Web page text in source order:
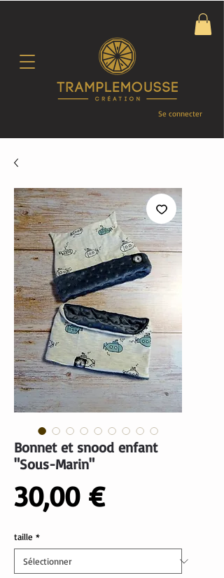
Se connecter
Bonnet et snood enfant
"Sous-Marin"
30,00 €Prix
taille *